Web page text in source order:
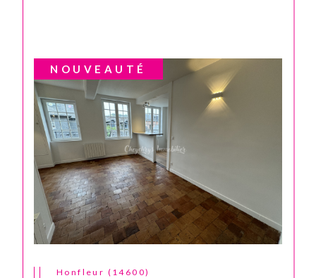
NOUVEAUTÉ
Honfleur (14600)